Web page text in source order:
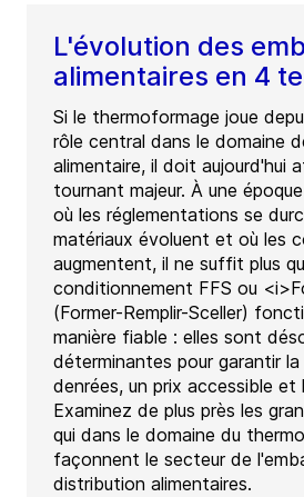
L'évolution des
alimentaires en 4
Si le thermoformage joue
rôle central dans le domaine
alimentaire, il doit aujourd'hui
tournant majeur. À une
où les réglementations se
matériaux évoluent et où les
augmentent, il ne suffit plus
conditionnement FFS ou
(Former-Remplir-Sceller)
manière fiable : elles sont
déterminantes pour garantir
denrées, un prix accessible et
Examinez de plus près les
qui dans le domaine du
façonnent le secteur de
distribution alimentaires.